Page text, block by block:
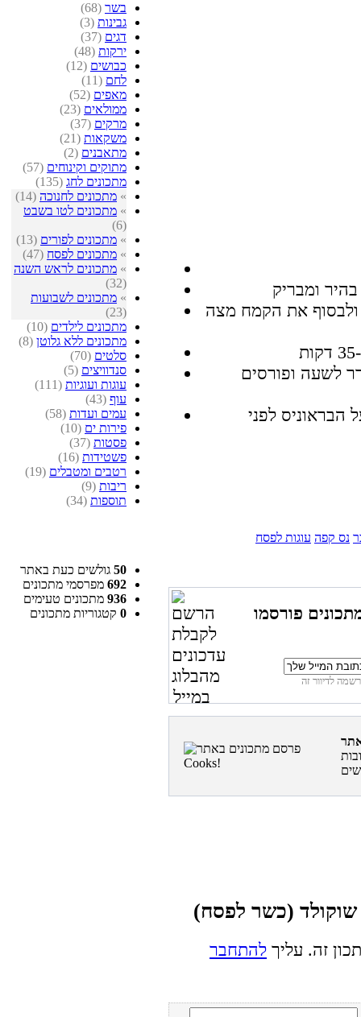
בשר (68)
גבינות (3)
דגים (37)
ירקות (48)
כבושים (12)
לחם (11)
מאפים (52)
ממולאים (23)
מרקים (37)
משקאות (21)
מתאבנים (2)
מתוקים וקינוחים (57)
מתכונים לחג (135)
» מתכונים לחנוכה (14)
» מתכונים לטו בשבט
(6)
» מתכונים לפורים (13)
» מתכונים לפסח (47)
» מתכונים לראש השנה
(32)
» מתכונים לשבועות
(23)
מתכונים לילדים (10)
מתכונים ללא גלוטן (8)
סלטים (70)
סנדוויצים (5)
עוגות ועוגיות (111)
עוף (43)
עמים ועדות (58)
פירות ים (10)
פסטות (37)
פשטידות (16)
רטבים ומטבלים (19)
ריבות (9)
תוספות (34)
50 גולשים כעת באתר
692 מפרסמי מתכונים
936 מתכונים טעימים
0 קטגוריות מתכונים
ולבסוף את הקמח מצה
לשעה ופורסים
גס על הבראוניס לפני
נס קפה עוגות לפסח
פורסמו
זה. עליך להתחבר